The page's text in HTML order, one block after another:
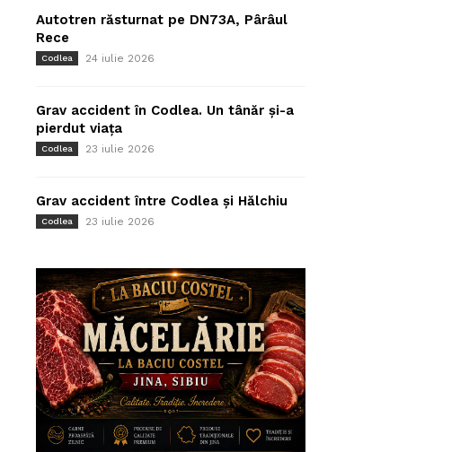
Autotren răsturnat pe DN73A, Pârâul
Rece
Codlea 24 iulie 2026
Grav accident în Codlea. Un tânăr și-a
pierdut viața
Codlea 23 iulie 2026
Grav accident între Codlea și Hălchiu
Codlea 23 iulie 2026